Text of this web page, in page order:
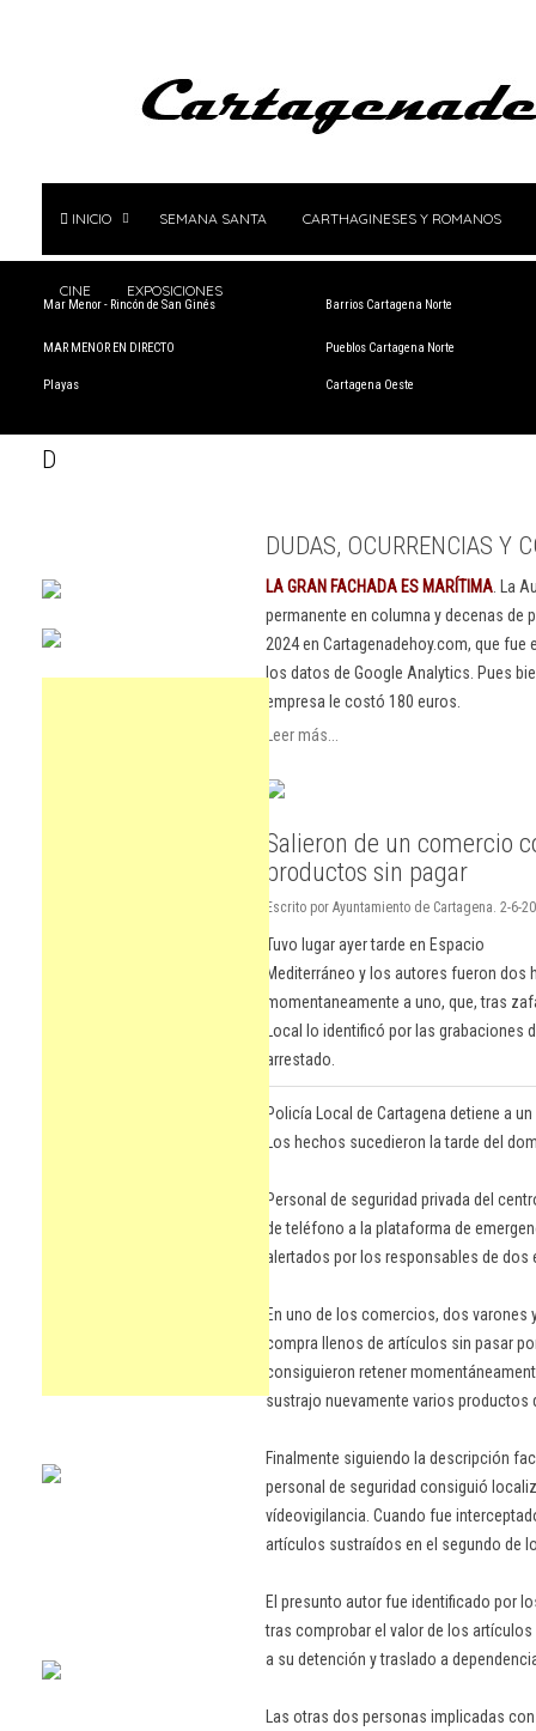
INICIO SEMANA SANTA CARTHAGINESES Y ROMANOS
CINE EXPOSICIONES
Mar Menor - Rincón de San Ginés
MAR MENOR EN DIRECTO
Playas
Barrios Cartagena Norte
Pueblos Cartagena Norte
Cartagena Oeste
D
DUDAS, OCURRENCIAS Y
LA GRAN FACHADA ES MARÍTIMA . La
permanente en columna y decenas
2024 en Cartagenadehoy.com, que
los datos de Google Analytics. Pues
empresa le costó 180 euros.
Leer más...
Salieron de un comercio
productos sin pagar
Escrito por Ayuntamiento de Cartagena. 2-6-
Tuvo lugar ayer tarde en Espacio
Mediterráneo y los autores fueron dos
momentaneamente a uno, que, tras
Local lo identificó por las grabaciones
arrestado.
Policía Local de Cartagena detiene a
Los hechos sucedieron la tarde del
Personal de seguridad privada del
de teléfono a la plataforma de
alertados por los responsables de
En uno de los comercios, dos varones
compra llenos de artículos sin pasar
consiguieron retener
sustrajo nuevamente varios productos
Finalmente siguiendo la descripción
personal de seguridad consiguió
vídeovigilancia. Cuando fue
artículos sustraídos en el segundo de
El presunto autor fue identificado por
tras comprobar el valor de los
a su detención y traslado a
Las otras dos personas implicadas